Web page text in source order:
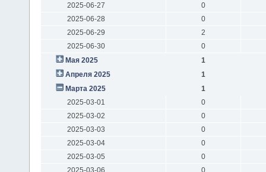
2025-06-27
0
2025-06-28
0
2025-06-29
2
2025-06-30
0
Мая 2025
1
Апреля 2025
1
Марта 2025
1
2025-03-01
0
2025-03-02
0
2025-03-03
0
2025-03-04
0
2025-03-05
0
2025-03-06
0